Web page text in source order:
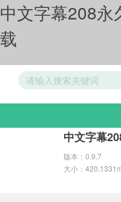
中文字幕208永
载
中文字幕
版本：0.9.7
大小：